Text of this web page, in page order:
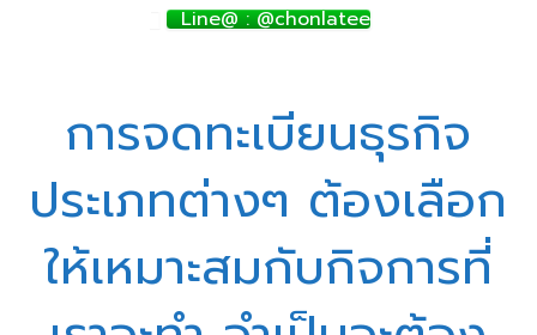
Line@ : @chonlatee
การจดทะเบียนธุรกิจ
ประเภทต่างๆ ต้องเลือก
ให้เหมาะสมกับกิจการที่